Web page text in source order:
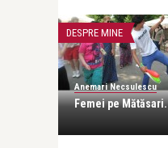
DESPRE MINE
Anemari Necsulescu
Femei pe Mătăsari.